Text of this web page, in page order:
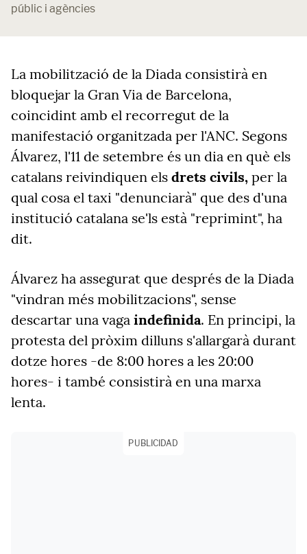
públic i agències
La mobilització de la Diada consistirà en
bloquejar la Gran Via de Barcelona,
coincidint amb el recorregut de la
manifestació organitzada per l'ANC. Segons
Álvarez, l'11 de setembre és un dia en què els
catalans reivindiquen els drets civils, per la
qual cosa el taxi "denunciarà" que des d'una
institució catalana se'ls està "reprimint", ha
dit.
Álvarez ha assegurat que després de la Diada
"vindran més mobilitzacions", sense
descartar una vaga indefinida. En principi, la
protesta del pròxim dilluns s'allargarà durant
dotze hores -de 8:00 hores a les 20:00
hores- i també consistirà en una marxa
lenta.
PUBLICIDAD